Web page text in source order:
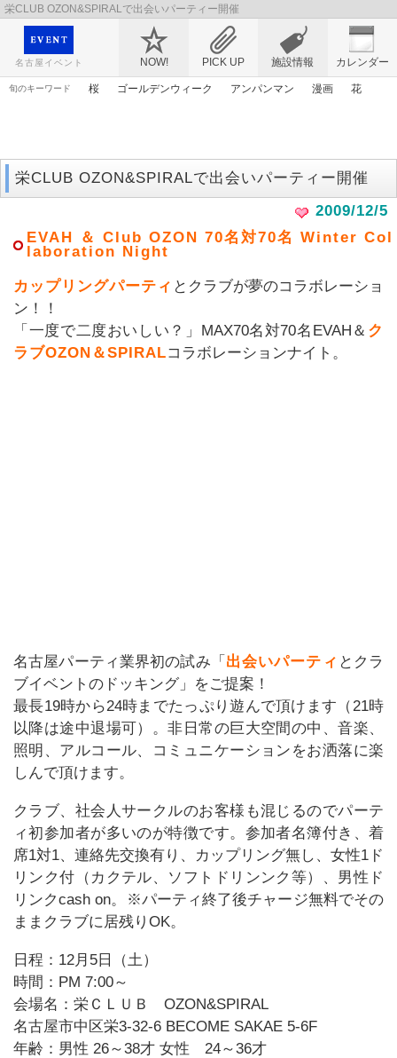
栄CLUB OZON&SPIRALで出会いパーティー開催
映画や音楽コンサート、レジャーやアート、テレビ、ショップ、出会い、転職まで名古
屋のイベント情報を幅広く掲載
名古屋イベント NOW! PICK UP カレンダー
施設情報
旬のキーワード 桜 ゴールデンウィーク アンパンマン 漫画
花
栄CLUB OZON&SPIRALで出会いパーティー開催
2009/12/5
EVAH ＆ Club OZON 70名対70名 Winter Col
laboration Night
カップリングパーティ とクラブが夢のコラボレーショ
ン！！
「一度で二度おいしい？」MAX70名対70名EVAH＆ ク
ラブOZON＆SPIRALコラボレーションナイト。
名古屋パーティ業界初の試み「 出会いパーティ とクラ
ブイベントのドッキング」をご提案！
最長19時から24時までたっぷり遊んで頂けます（21時
以降は途中退場可）。非日常の巨大空間の中、音楽、
照明、アルコール、コミュニケーションをお洒落に楽
しんで頂けます。
クラブ、社会人サークルのお客様も混じるのでパーテ
ィ初参加者が多いのが特徴です。参加者名簿付き、着
席1対1、連絡先交換有り、カップリング無し、女性1ド
リンク付（カクテル、ソフトドリンンク等）、男性ド
リンクcash on。※パーティ終了後チャージ無料でその
ままクラブに居残りOK。
日程：12月5日（土）
時間：PM 7:00～
会場名：栄ＣＬＵＢ OZON&SPIRAL
名古屋市中区栄3-32-6 BECOME SAKAE 5-6F
年齢：男性 26～38才 女性 24～36才